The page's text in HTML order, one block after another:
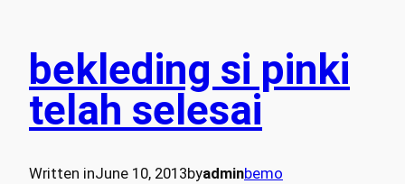
bekleding si pinki
telah selesai
Written inJune 10, 2013byadminbemo